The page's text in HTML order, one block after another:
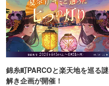
錦糸町PARCOと楽天地を巡る謎
解き企画が開催！